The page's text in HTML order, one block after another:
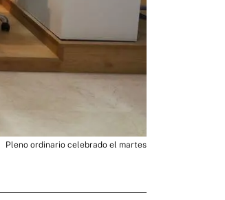
Pleno ordinario celebrado el martes